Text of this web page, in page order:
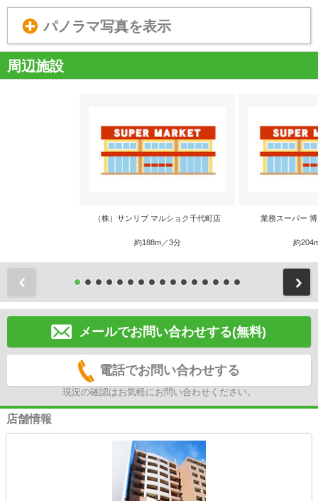
パノラマ写真を表示
周辺施設
（株）サンリブ マルショク千代町店
約188m／3分
業務スーパー
約
メールでお問い合わせする(無料)
電話でお問い合わせする
現況の確認はお気軽にお問い合わせください。
店舗情報